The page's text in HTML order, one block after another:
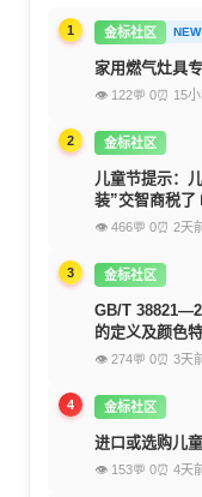
1 金标社区 NEW
家用燃气灶具
👁 122💬 0⏰ 15
2 金标社区
儿童节提示：
装”交智商税了
👁 466💬 0⏰ 2天
3 金标社区
GB/T
的定义及颜色
👁 274💬 0⏰ 3天
4 金标社区
进口或选购儿
👁 153💬 0⏰ 4天